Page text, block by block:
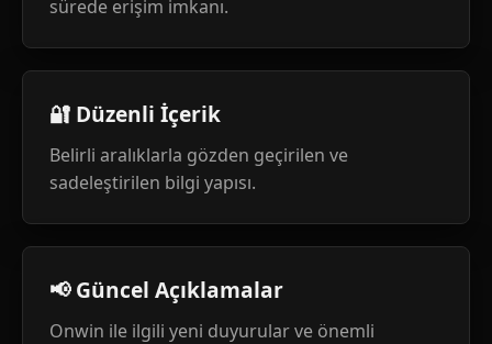
sürede erişim imkanı.
🔐 Düzenli İçerik
Belirli aralıklarla gözden geçirilen ve
sadeleştirilen bilgi yapısı.
📢 Güncel Açıklamalar
Onwin ile ilgili yeni duyurular ve önemli